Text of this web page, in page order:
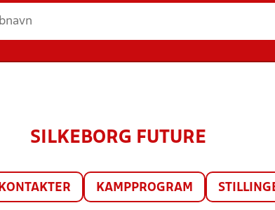
SILKEBORG FUTURE
KONTAKTER KAMPPROGRAM